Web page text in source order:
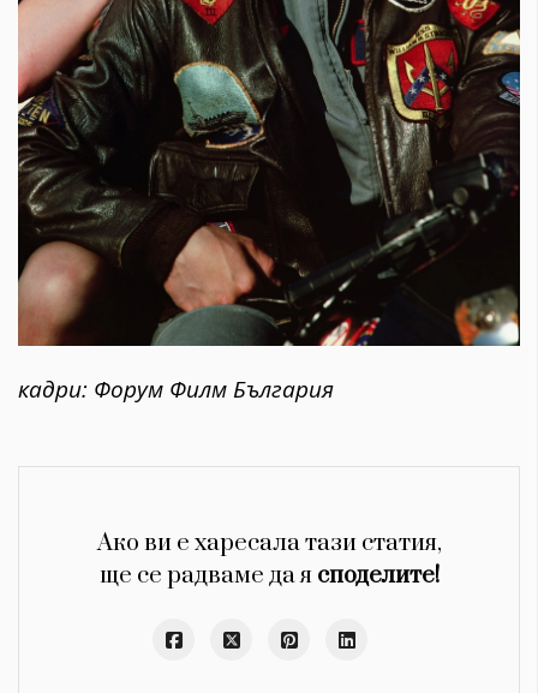
кадри: Форум Филм България
Ако ви е харесала тази статия,
ще се радваме да я споделите!